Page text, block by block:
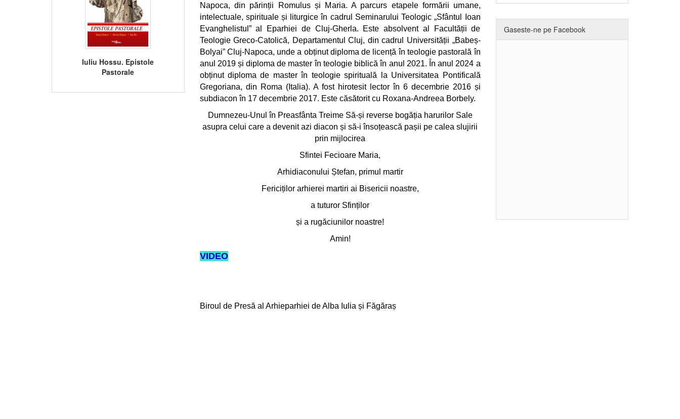
Iuliu Hossu. Epistole
Pastorale
Napoca, din părinții Romulus și Maria. A parcurs etapele formării umane,
intelectuale, spirituale și liturgice în cadrul Seminarului Teologic „Sfântul Ioan
Evanghelistul” al Eparhiei de Cluj-Gherla. Este absolvent al Facultății de
Teologie Greco-Catolică, Departamentul Cluj, din cadrul Universității „Babeș-
Bolyai” Cluj-Napoca, unde a obținut diploma de licență în teologie pastorală în
anul 2019 și diploma de master în teologie biblică în anul 2021. În anul 2024 a
obținut diploma de master în teologie spirituală la Universitatea Pontificală
Gregoriana, din Roma (Italia). A fost hirotesit lector în 6 decembrie 2016 și
subdiacon în 17 decembrie 2017. Este căsătorit cu Roxana-Andreea Borbely.
Dumnezeu-Unul în Preasfânta Treime Să-și reverse bogăția harurilor Sale
asupra celui care a devenit azi diacon și să-i însoțească pașii pe calea slujirii
prin mijlocirea
Sfintei Fecioare Maria,
Arhidiaconului Ștefan, primul martir
Fericiților arhierei martiri ai Bisericii noastre,
a tuturor Sfinților
și a rugăciunilor noastre!
Amin!
VIDEO
Biroul de Presă al Arhieparhiei de Alba Iulia și Făgăraș
Gaseste-ne pe Facebook